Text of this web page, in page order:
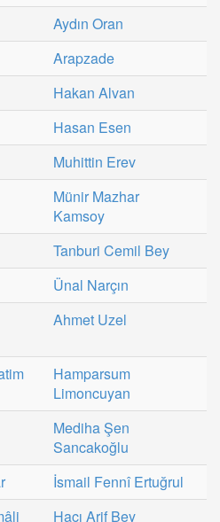
Aydın Oran
Arapzade
Hakan Alvan
Hasan Esen
Muhittin Erev
Münir Mazhar
Kamsoy
Tanburi Cemil Bey
Ünal Narçın
Ahmet Uzel
Hamparsum
Limoncuyan
Mediha Şen
Sancakoğlu
İsmail Fennî Ertuğrul
Hacı Arif Bey